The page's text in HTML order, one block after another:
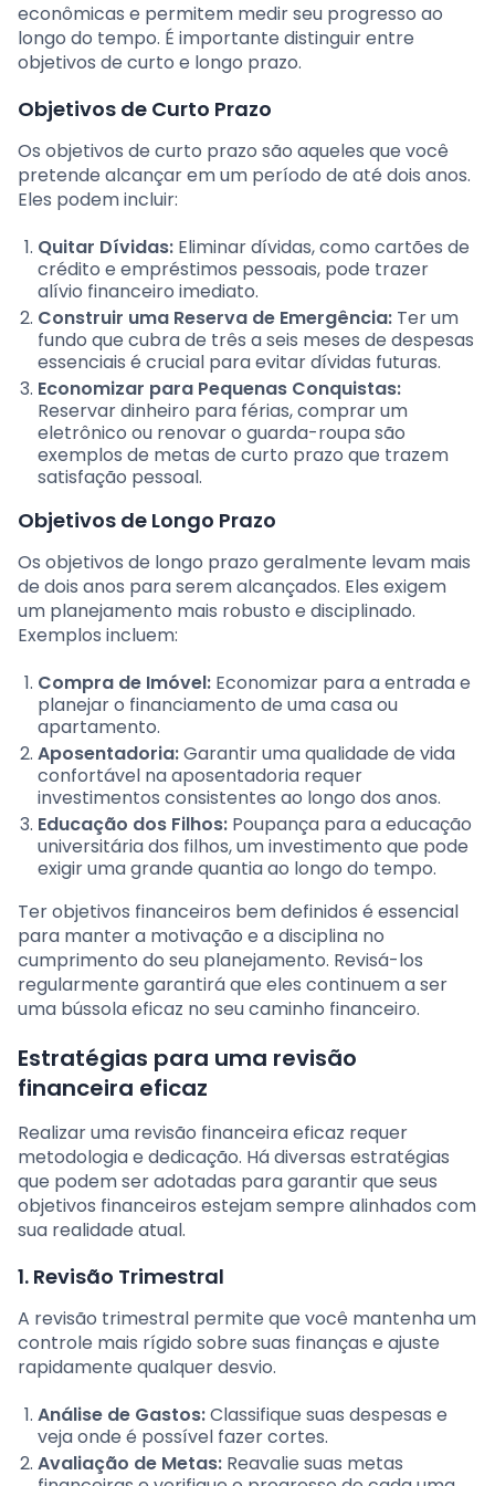
econômicas e permitem medir seu progresso ao
longo do tempo. É importante distinguir entre
objetivos de curto e longo prazo.
Objetivos de Curto Prazo
Os objetivos de curto prazo são aqueles que você
pretende alcançar em um período de até dois anos.
Eles podem incluir:
Quitar Dívidas: Eliminar dívidas, como cartões de
crédito e empréstimos pessoais, pode trazer
alívio financeiro imediato.
Construir uma Reserva de Emergência: Ter um
fundo que cubra de três a seis meses de despesas
essenciais é crucial para evitar dívidas futuras.
Economizar para Pequenas Conquistas:
Reservar dinheiro para férias, comprar um
eletrônico ou renovar o guarda-roupa são
exemplos de metas de curto prazo que trazem
satisfação pessoal.
Objetivos de Longo Prazo
Os objetivos de longo prazo geralmente levam mais
de dois anos para serem alcançados. Eles exigem
um planejamento mais robusto e disciplinado.
Exemplos incluem:
Compra de Imóvel: Economizar para a entrada e
planejar o financiamento de uma casa ou
apartamento.
Aposentadoria:Garantir uma qualidade de vida
confortável na aposentadoria requer
investimentos consistentes ao longo dos anos.
Educação dos Filhos: Poupança para a educação
universitária dos filhos, um investimento que pode
exigir uma grande quantia ao longo do tempo.
Ter objetivos financeiros bem definidos é essencial
para manter a motivação e a disciplina no
cumprimento do seu planejamento. Revisá-los
regularmente garantirá que eles continuem a ser
uma bússola eficaz no seu caminho financeiro.
Estratégias para uma revisão
financeira eficaz
Realizar uma revisão financeira eficaz requer
metodologia e dedicação. Há diversas estratégias
que podem ser adotadas para garantir que seus
objetivos financeiros estejam sempre alinhados com
sua realidade atual.
1. Revisão Trimestral
A revisão trimestral permite que você mantenha um
controle mais rígido sobre suas finanças e ajuste
rapidamente qualquer desvio.
Análise de Gastos:Classifique suas despesas e
veja onde é possível fazer cortes.
Avaliação de Metas: Reavalie suas metas